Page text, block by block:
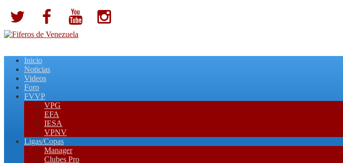
Inicio
Noticias
Videos
Foro
FVVP
VPG
EFA
IESA
VPNV
Ligas/Copas
Manager
Clubes Pro